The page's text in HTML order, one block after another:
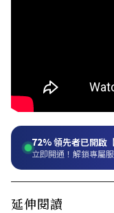
72%領先者已開啟
立即開通！解鎖專屬
延伸閱讀